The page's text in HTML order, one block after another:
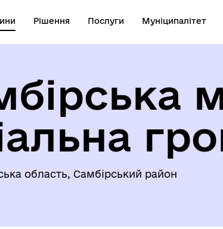
Рішення Послуги Муніципалітет
область, Самбірський район